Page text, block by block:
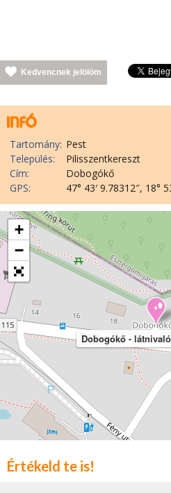
Kedvencnek jelölöm
Tartomány: Pest
Település:
Pilisszentkereszt
Cím:
Dobogókő
GPS:
47° 43′ 9.78312″, 18°
Dobogókő -
+
−
Értékeld te is!